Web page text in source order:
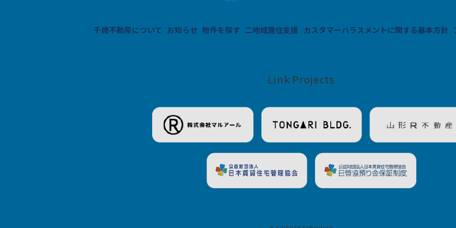
千歳不動産について お知らせ 物件を探す 二地域居住支援 カスタマーハラスメントに関する基本方針
Link Projects